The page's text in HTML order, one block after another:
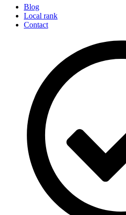
Blog
Local rank
Contact